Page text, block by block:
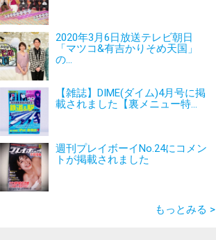
2020年3月6日放送テレビ朝日
「マツコ&有吉かりそめ天国」
の...
【雑誌】DIME(ダイム)4月号に掲
載されました【裏メニュー特...
週刊プレイボーイNo.24にコメン
トが掲載されました
もっとみる >